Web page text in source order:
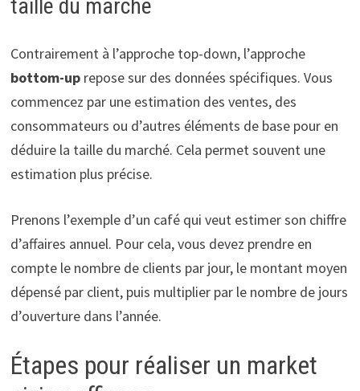
taille du marché
Contrairement à l’approche top-down, l’approche
bottom-uprepose sur des données spécifiques. Vous
commencez par une estimation des ventes, des
consommateurs ou d’autres éléments de base pour en
déduire la taille du marché. Cela permet souvent une
estimation plus précise.
Prenons l’exemple d’un café qui veut estimer son chiffre
d’affaires annuel. Pour cela, vous devez prendre en
compte le nombre de clients par jour, le montant moyen
dépensé par client, puis multiplier par le nombre de jours
d’ouverture dans l’année.
Étapes pour réaliser un market